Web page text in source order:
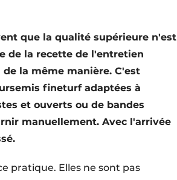
que la qualité supérieure n'est
de la recette de l'entretien
la même manière. C'est
fineturf adaptées à
et ouverts ou de bandes
manuellement. Avec l'arrivée
pratique. Elles ne sont pas